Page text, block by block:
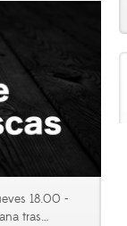
18.00 -
tras…